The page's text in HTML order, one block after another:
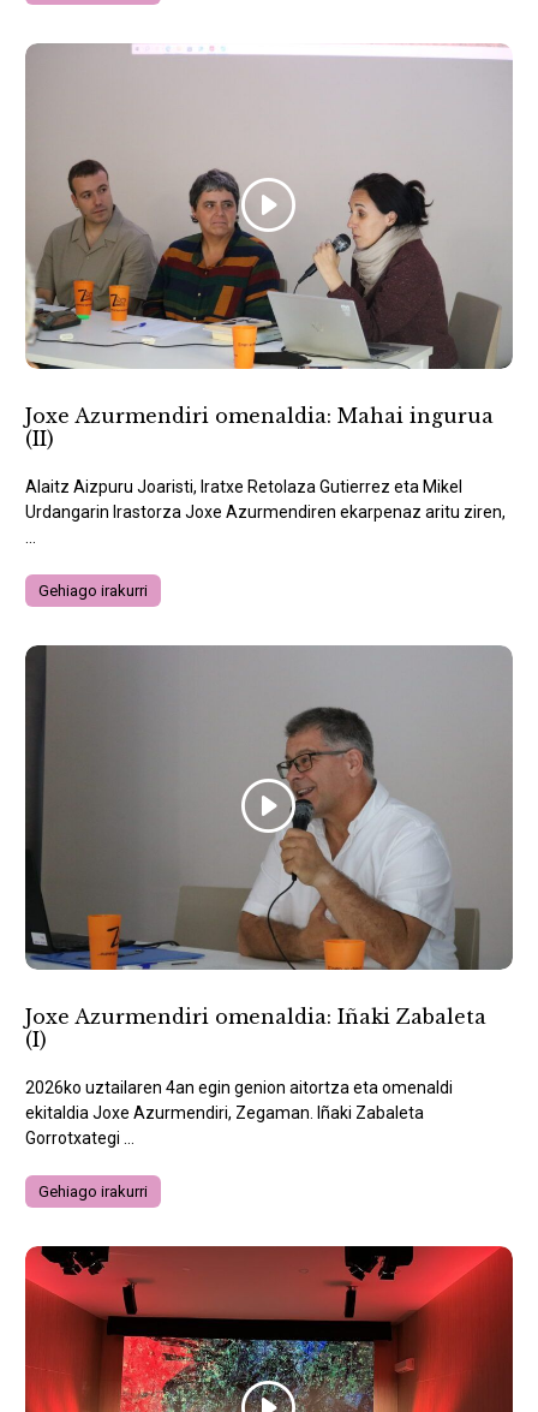
Joxe Azurmendiri omenaldia: Mahai ingurua
(II)
Alaitz Aizpuru Joaristi, Iratxe Retolaza Gutierrez eta Mikel
Urdangarin Irastorza Joxe Azurmendiren ekarpenaz aritu ziren,
Gehiago irakurri
Joxe Azurmendiri omenaldia: Iñaki Zabaleta
(I)
2026ko uztailaren 4an egin genion aitortza eta omenaldi
ekitaldia Joxe Azurmendiri, Zegaman. Iñaki Zabaleta
Gorrotxategi ...
Gehiago irakurri